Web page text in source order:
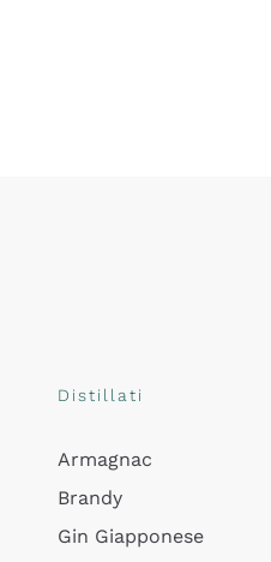
Distillati
Armagnac
Brandy
Gin Giapponese